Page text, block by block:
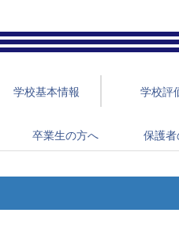
学校基本情報 学校評
卒業生の方へ 保護